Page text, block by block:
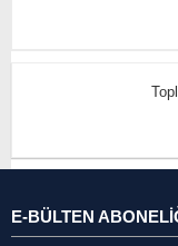
E-BÜLTEN